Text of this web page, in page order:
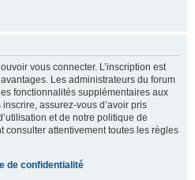
vous connecter. L’inscription est
Les administrateurs du forum
fonctionnalités supplémentaires aux
assurez-vous d’avoir pris
et de notre politique de
consulter attentivement toutes les règles
de confidentialité